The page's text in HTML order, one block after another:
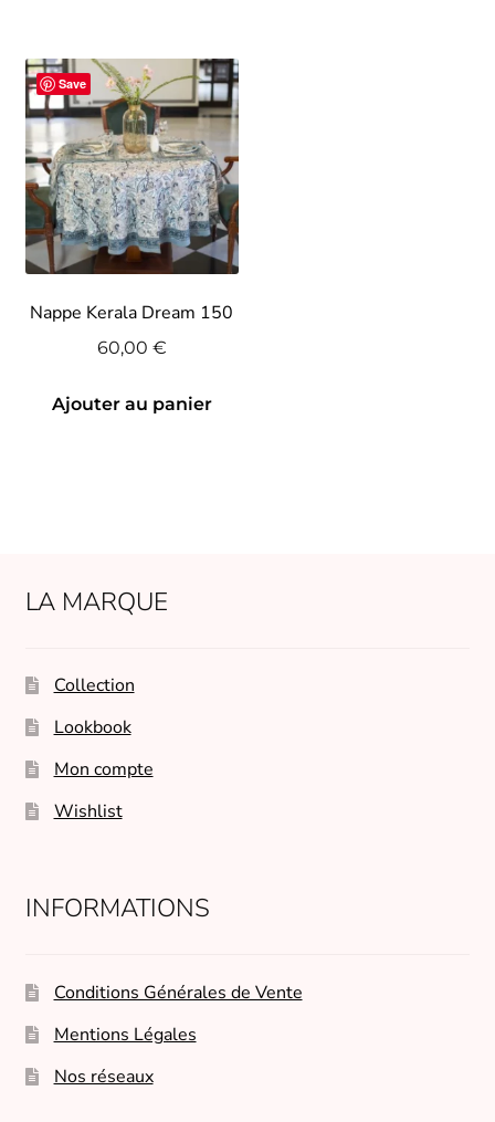
Save
Nappe Kerala Dream 150
60,00 €
Ajouter au panier
LA MARQUE
Collection
Lookbook
Mon compte
Wishlist
INFORMATIONS
Conditions Générales de Vente
Mentions Légales
Nos réseaux